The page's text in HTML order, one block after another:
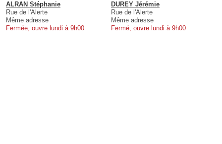
ALRAN Stéphanie
Rue de l'Alerte
Même adresse
Fermée, ouvre lundi à 9h00
DUREY Jérémie
Rue de l'Alerte
Même adresse
Fermé, ouvre lundi à 9h00